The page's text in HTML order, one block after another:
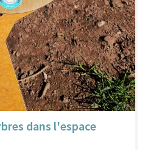
dans l'espace